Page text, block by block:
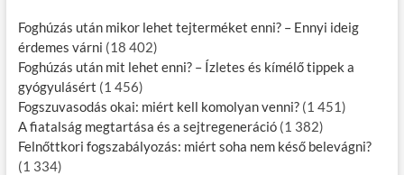
Foghúzás után mikor lehet tejterméket enni? – Ennyi ideig
érdemes várni (18 402)
Foghúzás után mit lehet enni? – Ízletes és kímélő tippek a
gyógyulásért (1 456)
Fogszuvasodás okai: miért kell komolyan venni? (1 451)
A fiatalság megtartása és a sejtregeneráció (1 382)
Felnőttkori fogszabályozás: miért soha nem késő belevágni?
(1 334)